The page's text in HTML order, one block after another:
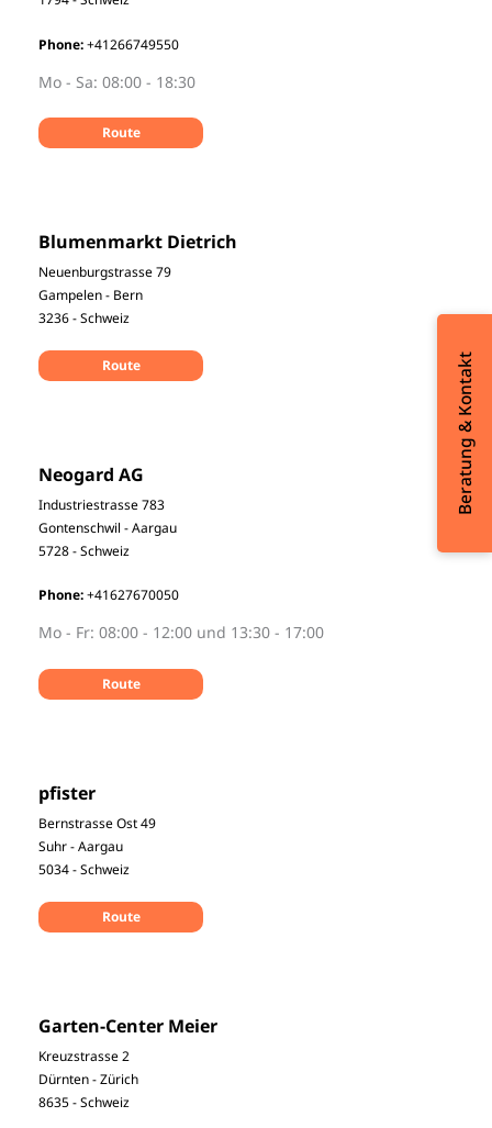
Phone:+41266749550
Mo - Sa: 08:00 - 18:30
Route
Blumenmarkt Dietrich
Neuenburgstrasse 79
Gampelen - Bern
3236 - Schweiz
Route
Neogard AG
Industriestrasse 783
Gontenschwil - Aargau
5728 - Schweiz
Phone:+41627670050
Mo - Fr: 08:00 - 12:00 und 13:30 - 17:00
Route
pfister
Bernstrasse Ost 49
Suhr - Aargau
5034 - Schweiz
Route
Garten-Center Meier
Kreuzstrasse 2
Dürnten - Zürich
8635 - Schweiz
Beratung & Kontakt